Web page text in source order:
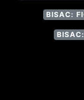
BISAC: